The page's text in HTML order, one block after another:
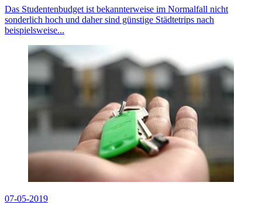
Das Studentenbudget ist bekannterweise im Normalfall nicht
sonderlich hoch und daher sind günstige Städtetrips nach
beispielsweise...
07-05-2019